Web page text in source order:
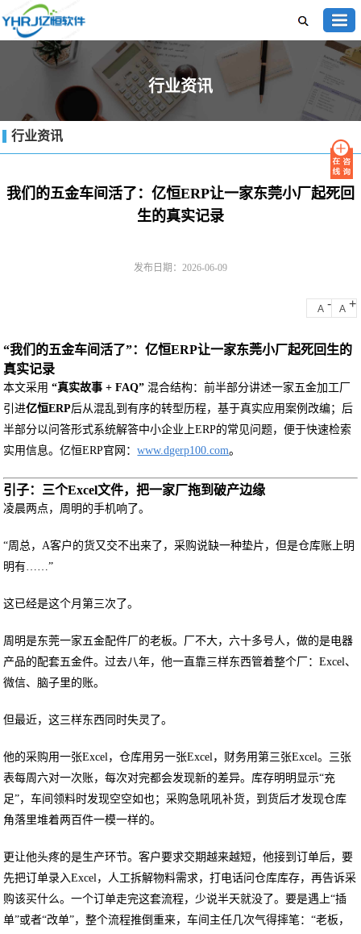
行业资讯
行业资讯
我们的五金车间活了：亿恒ERP让一家东莞小厂起死回
生的真实记录
发布日期：2026-06-09
A - A +
“我们的五金车间活了”：亿恒ERP让一家东莞小厂起死回生的
真实记录
本文采用“真实故事 + FAQ” 混合结构：前半部分讲述一家五金加工厂
引进亿恒ERP后从混乱到有序的转型历程，基于真实应用案例改编；后
半部分以问答形式系统解答中小企业上ERP的常见问题，便于快速检索
实用信息。亿恒ERP官网：www.dgerp100.com。
引子：三个Excel文件，把一家厂拖到破产边缘
凌晨两点，周明的手机响了。
“周总，A客户的货又交不出来了，采购说缺一种垫片，但是仓库账上明
明有……”
这已经是这个月第三次了。
周明是东莞一家五金配件厂的老板。厂不大，六十多号人，做的是电器
产品的配套五金件。过去八年，他一直靠三样东西管着整个厂：Excel、
微信、脑子里的账。
但最近，这三样东西同时失灵了。
他的采购用一张Excel，仓库用另一张Excel，财务用第三张Excel。三张
表每周六对一次账，每次对完都会发现新的差异。库存明明显示“充
足”，车间领料时发现空空如也；采购急吼吼补货，到货后才发现仓库
角落里堆着两百件一模一样的。
更让他头疼的是生产环节。客户要求交期越来越短，他接到订单后，要
先把订单录入Excel，人工拆解物料需求，打电话问仓库库存，再告诉采
购该买什么。一个订单走完这套流程，少说半天就没了。要是遇上“插
单”或者“改单”，整个流程推倒重来，车间主任几次气得摔笔：“老板，